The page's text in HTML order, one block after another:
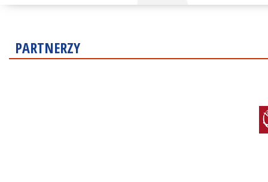
PARTNERZY